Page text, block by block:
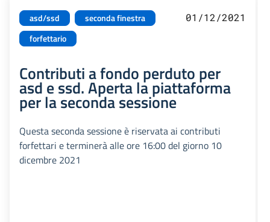
asd/ssd
seconda finestra
forfettario
01/12/2021
Contributi a fondo perduto per
asd e ssd. Aperta la piattaforma
per la seconda sessione
Questa seconda sessione è riservata ai contributi
forfettari e terminerà alle ore 16:00 del giorno 10
dicembre 2021